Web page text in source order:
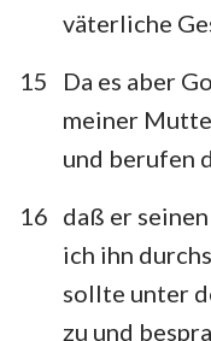
väterliche
15
Da es aber
meiner
und berufen
16 daß er
ich ihn
sollte unter
zu und